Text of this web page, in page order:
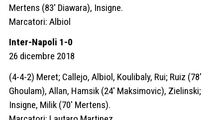
Mertens (83′ Diawara), Insigne.
Marcatori: Albiol
Inter-Napoli 1-0
26 dicembre 2018
(4-4-2) Meret; Callejo, Albiol, Koulibaly, Rui; Ruiz (78′
Ghoulam), Allan, Hamsik (24′ Maksimovic), Zielinski;
Insigne, Milik (70′ Mertens).